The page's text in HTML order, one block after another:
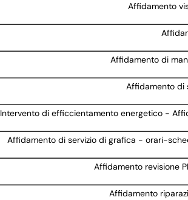
Affidamento
Affidamento di
Affidamento di
Intervento di efficcientamento energetico -
Affidamento di servizio di grafica - orari-
Affidamento revisione
Affidamento